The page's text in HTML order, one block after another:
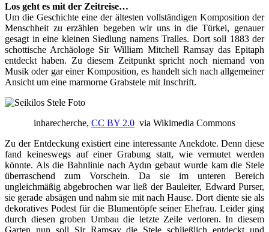
Los geht es mit der Zeitreise…
Um die Geschichte eine der ältesten vollständigen Komposition der
Menschheit zu erzählen begeben wir uns in die Türkei, genauer
gesagt in eine kleinen Siedlung namens Tralles. Dort soll 1883 der
schottische Archäologe Sir William Mitchell Ramsay das Epitaph
entdeckt haben. Zu diesem Zeitpunkt spricht noch niemand von
Musik oder gar einer Komposition, es handelt sich nach allgemeiner
Ansicht um eine marmorne Grabstele mit Inschrift.
inharecherche, CC BY 2.0 via Wikimedia Commons
Zu der Entdeckung existiert eine interessante Anekdote. Denn diese
fand keineswegs auf einer Grabung statt, wie vermutet werden
könnte. Als die Bahnlinie nach Aydın gebaut wurde kam die Stele
überraschend zum Vorschein. Da sie im unteren Bereich
ungleichmäßig abgebrochen war ließ der Bauleiter, Edward Purser,
sie gerade absägen und nahm sie mit nach Hause. Dort diente sie als
dekoratives Podest für die Blumentöpfe seiner Ehefrau. Leider ging
durch diesen groben Umbau die letzte Zeile verloren. In diesem
Garten nun soll Sir Ramsay die Stele schließlich entdeckt und